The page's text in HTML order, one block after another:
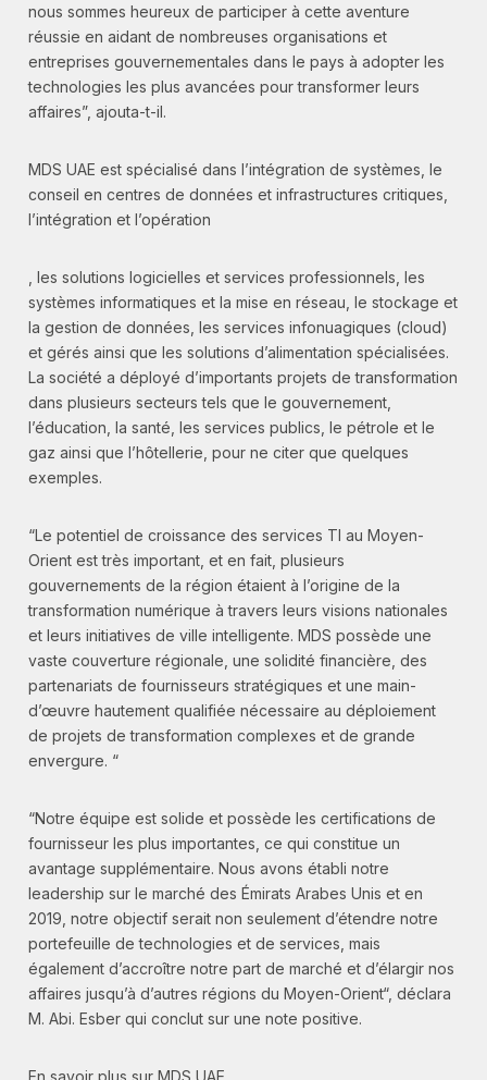
nous sommes heureux de participer à cette aventure
réussie en aidant de nombreuses organisations et
entreprises gouvernementales dans le pays à adopter les
technologies les plus avancées pour transformer leurs
affaires”, ajouta-t-il.
MDS UAE est spécialisé dans l’intégration de systèmes, le
conseil en centres de données et infrastructures critiques,
l’intégration et l’opération
, les solutions logicielles et services professionnels, les
systèmes informatiques et la mise en réseau, le stockage et
la gestion de données, les services infonuagiques (cloud)
et gérés ainsi que les solutions d’alimentation spécialisées.
La société a déployé d’importants projets de transformation
dans plusieurs secteurs tels que le gouvernement,
l’éducation, la santé, les services publics, le pétrole et le
gaz ainsi que l’hôtellerie, pour ne citer que quelques
exemples.
“Le potentiel de croissance des services TI au Moyen-
Orient est très important, et en fait, plusieurs
gouvernements de la région étaient à l’origine de la
transformation numérique à travers leurs visions nationales
et leurs initiatives de ville intelligente. MDS possède une
vaste couverture régionale, une solidité financière, des
partenariats de fournisseurs stratégiques et une main-
d’œuvre hautement qualifiée nécessaire au déploiement
de projets de transformation complexes et de grande
envergure. “
“Notre équipe est solide et possède les certifications de
fournisseur les plus importantes, ce qui constitue un
avantage supplémentaire. Nous avons établi notre
leadership sur le marché des Émirats Arabes Unis et en
2019, notre objectif serait non seulement d’étendre notre
portefeuille de technologies et de services, mais
également d’accroître notre part de marché et d’élargir nos
affaires jusqu’à d’autres régions du Moyen-Orient“, déclara
M. Abi. Esber qui conclut sur une note positive.